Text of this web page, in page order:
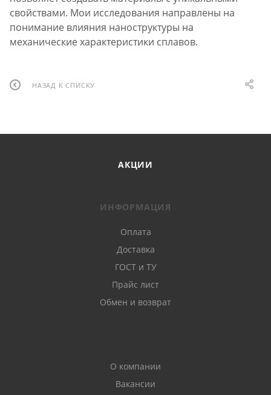
свойствами. Мои исследования направлены на
понимание влияния наноструктуры на
механические характеристики сплавов.
НАЗАД К СПИСКУ
АКЦИИ
ИНФОРМАЦИЯ
Оплата
Доставка
ГОСТ и ТУ
Прайс лист
Обмен и возврат
О компании
Вакансии